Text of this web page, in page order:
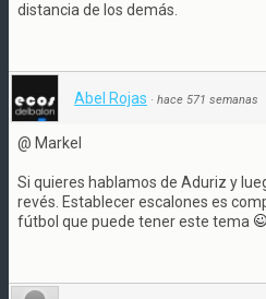
distancia de los demás.
Abel Rojas · hace 571 semanas
@ Markel
Si quieres hablamos de Aduriz y
revés. Establecer escalones es
fútbol que puede tener este tema